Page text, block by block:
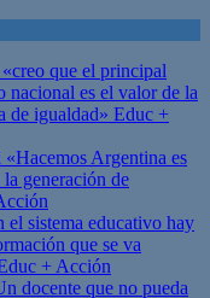
que el principal
nacional es el valor de la
de igualdad» Educ +
Argentina es
generación de
el sistema educativo hay
que se va
+ Acción
docente que no pueda